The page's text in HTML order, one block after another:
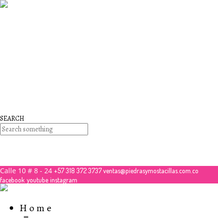
SEARCH
Calle 10 # 8 - 24 +57 318 372 3737ventas@piedrasymostacillas.com.co
facebook youtube instagram
Home